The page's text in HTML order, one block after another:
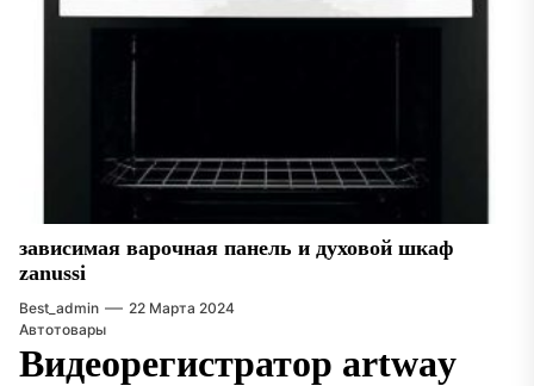
зависимая варочная панель и духовой шкаф
zanussi
Best_admin
22 Марта 2024
Автотовары
Видеорегистратор artway